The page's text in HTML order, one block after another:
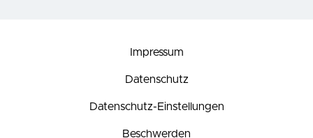
Impressum
Datenschutz
Datenschutz-Einstellungen
Beschwerden